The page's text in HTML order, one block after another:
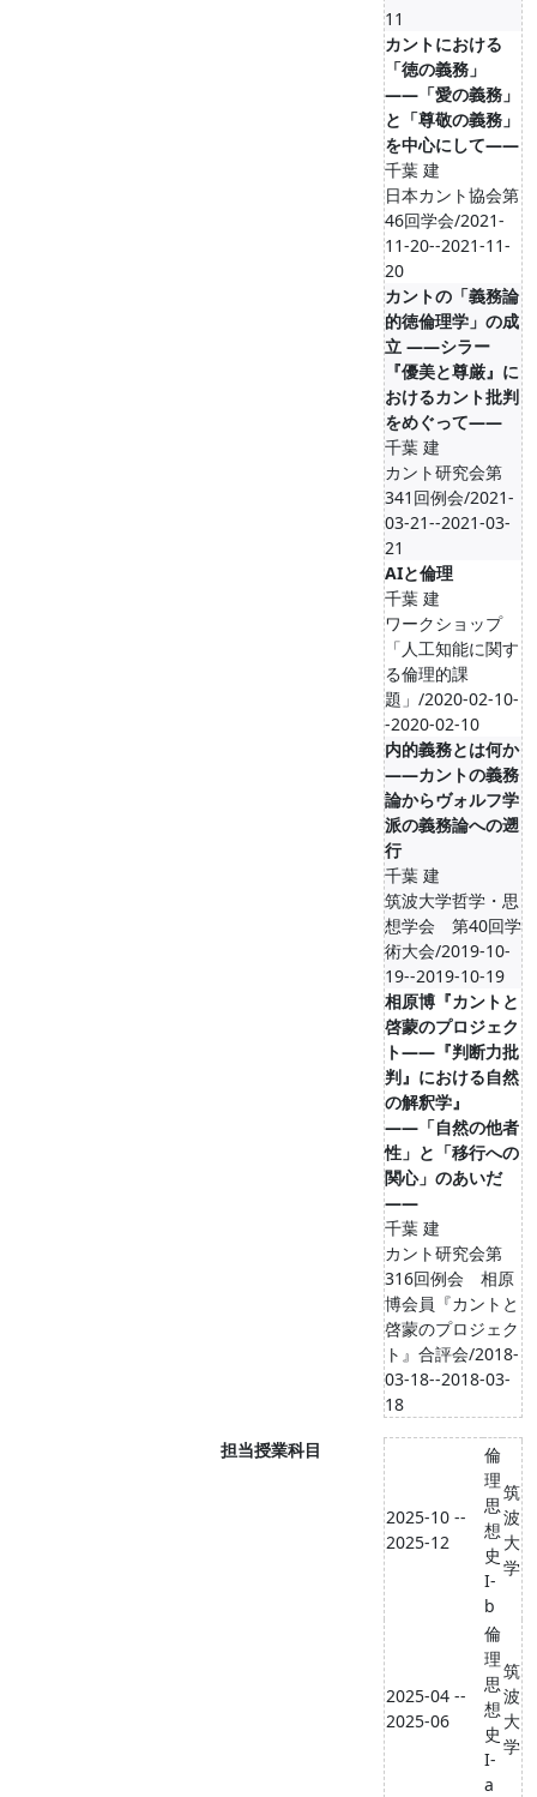
11
カントにおける
「徳の義務」
――「愛の義務」
と「尊敬の義務」
を中心にして――
千葉 建
日本カント協会第
46回学会/2021-
11-20--2021-11-
20
カントの「義務論
的徳倫理学」の成
立 ――シラー
『優美と尊厳』に
おけるカント批判
をめぐって――
千葉 建
カント研究会第
341回例会/2021-
03-21--2021-03-
21
AIと倫理
千葉 建
ワークショップ
「人工知能に関す
る倫理的課
題」/2020-02-10-
-2020-02-10
内的義務とは何か
――カントの義務
論からヴォルフ学
派の義務論への遡
行
千葉 建
筑波大学哲学・思
想学会 第40回学
術大会/2019-10-
19--2019-10-19
相原博『カントと
啓蒙のプロジェク
ト――『判断力批
判』における自然
の解釈学』
――「自然の他者
性」と「移行への
関心」のあいだ
――
千葉 建
カント研究会第
316回例会 相原
博会員『カントと
啓蒙のプロジェク
ト』合評会/2018-
03-18--2018-03-
18
担当授業科目
2025-10 --
2025-12
倫
理
思
想
史
I-
b
筑
波
大
学
2025-04 --
2025-06
倫
理
思
想
史
I-
a
筑
波
大
学